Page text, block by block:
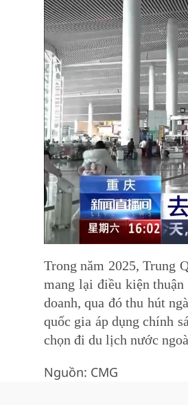
Trong năm 2025, Trung
mang lại điều kiện
doanh, qua đó thu hút
quốc gia áp dụng chính
chọn đi du lịch nước
Nguồn: CMG